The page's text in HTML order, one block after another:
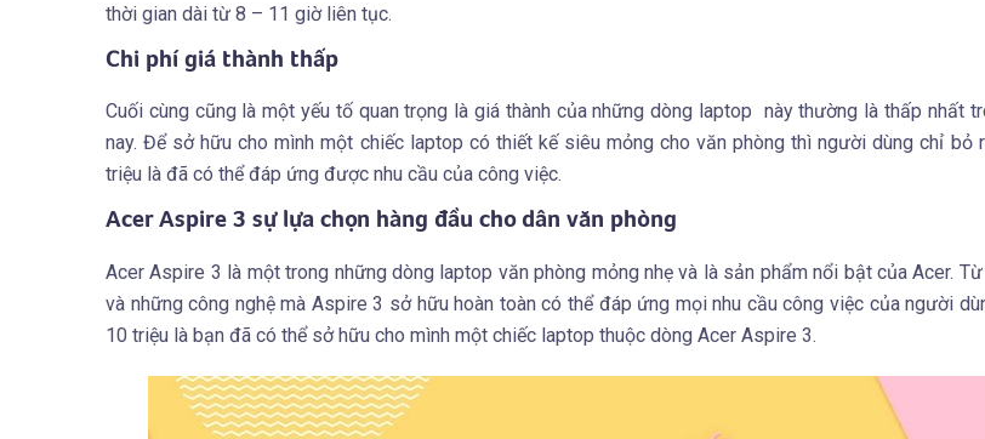
thời gian dài từ 8 – 11 giờ liên tục.
Chi phí giá thành thấp
Cuối cùng cũng là một yếu tố quan trọng là giá thành của những dòng laptop này thường là thấp nhất
nay. Để sở hữu cho mình một chiếc laptop có thiết kế siêu mỏng cho văn phòng thì người dùng chỉ bỏ
triệu là đã có thể đáp ứng được nhu cầu của công việc.
Acer Aspire 3 sự lựa chọn hàng đầu cho dân văn phòng
Acer Aspire 3 là một trong những dòng laptop văn phòng mỏng nhẹ và là sản phẩm nổi bật của Acer.
và những công nghệ mà Aspire 3 sở hữu hoàn toàn có thể đáp ứng mọi nhu cầu công việc của người
10 triệu là bạn đã có thể sở hữu cho mình một chiếc laptop thuộc dòng Acer Aspire 3.